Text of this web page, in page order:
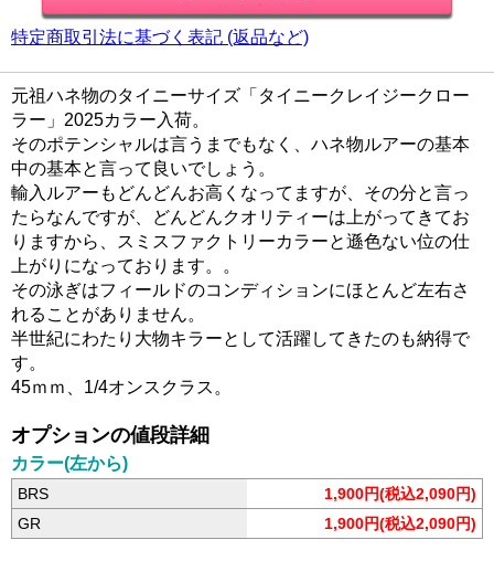
特定商取引法に基づく表記 (返品など)
元祖ハネ物のタイニーサイズ「タイニークレイジークロー
ラー」2025カラー入荷。
そのポテンシャルは言うまでもなく、ハネ物ルアーの基本
中の基本と言って良いでしょう。
輸入ルアーもどんどんお高くなってますが、その分と言っ
たらなんですが、どんどんクオリティーは上がってきてお
りますから、スミスファクトリーカラーと遜色ない位の仕
上がりになっております。。
その泳ぎはフィールドのコンディションにほとんど左右さ
れることがありません。
半世紀にわたり大物キラーとして活躍してきたのも納得で
す。
45ｍｍ、1/4オンスクラス。
オプションの値段詳細
カラー(左から)
BRS
1,900円(税込2,090円)
GR
1,900円(税込2,090円)